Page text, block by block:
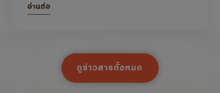
อ่านต่อ
ดูข่าวสารทั้งหมด